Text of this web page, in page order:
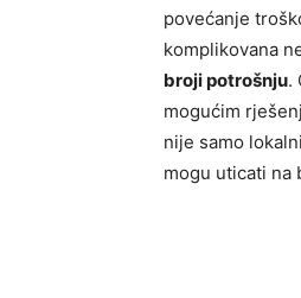
povećanje
komplikovana
broji potrošnju.
mogućim
nije samo
mogu uticati na